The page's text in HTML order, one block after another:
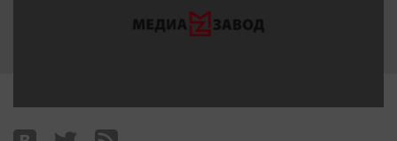
Поиск